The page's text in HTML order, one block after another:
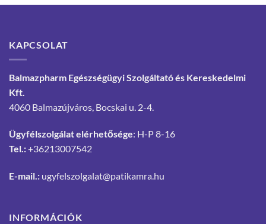
KAPCSOLAT
Balmazpharm Egészségügyi Szolgáltató és Kereskedelmi
Kft.
4060 Balmazújváros, Bocskai u. 2-4.
Ügyfélszolgálat elérhetősége: H-P 8-16
Tel.:+36213007542
E-mail.: ugyfelszolgalat@patikamra.hu
INFORMÁCIÓK